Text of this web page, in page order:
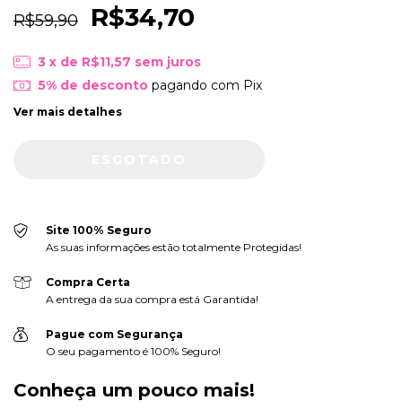
R$59,90 R$34,70
3 x de R$11,57 sem juros
5% de descontopagando com Pix
Ver mais detalhes
Site 100% Seguro
As suas informações estão totalmente Protegidas!
Compra Certa
A entrega da sua compra está Garantida!
Pague com Segurança
O seu pagamento é 100% Seguro!
Conheça um pouco mais!